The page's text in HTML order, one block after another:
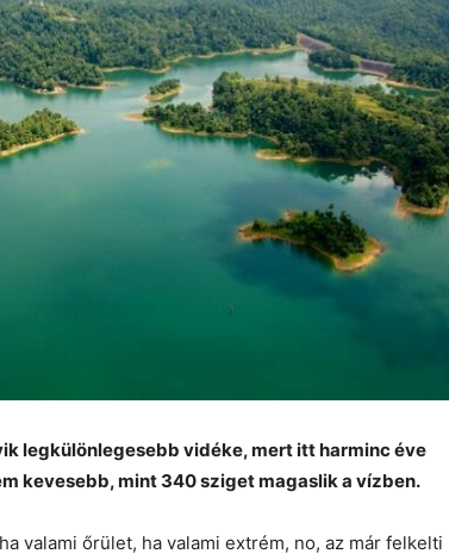
legkülönlegesebb vidéke, mert itt harminc éve
kevesebb, mint 340 sziget magaslik a vízben.
valami őrület, ha valami extrém, no, az már felkelti